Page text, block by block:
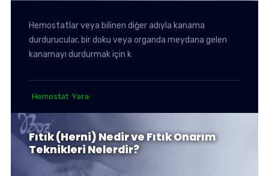
Hemostatlar veya bilinen diğer adıyla kanama
durdurucular, bir doku veya organda meydana gelen
kanamayı durdurmak için k
Hemostat Yara
Fıtık (Herni) Nedir ve Fıtık Onarım
Teknikleri Nelerdir?